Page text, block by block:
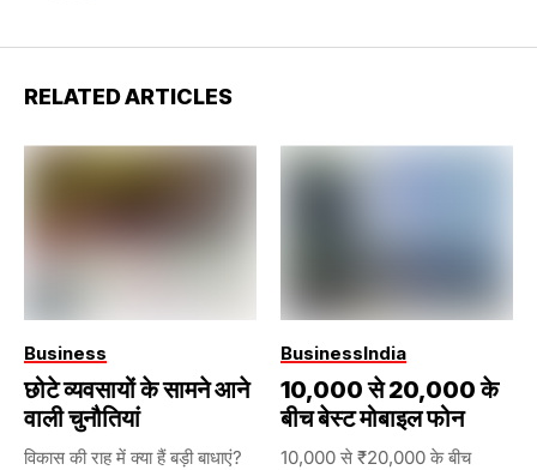
RELATED ARTICLES
Business
छोटे व्यवसायों के सामने आने
वाली चुनौतियां
विकास की राह में क्या हैं बड़ी बाधाएं?
BusinessIndia
₹10,000 से ₹20,000 के
बीच बेस्ट मोबाइल फोन
10,000 से ₹20,000 के बीच